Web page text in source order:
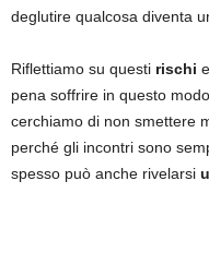
deglutire qualcosa diventa
Riflettiamo su questi rischi
pena soffrire in questo
cerchiamo di non smettere
perché gli incontri sono
spesso può anche rivelarsi